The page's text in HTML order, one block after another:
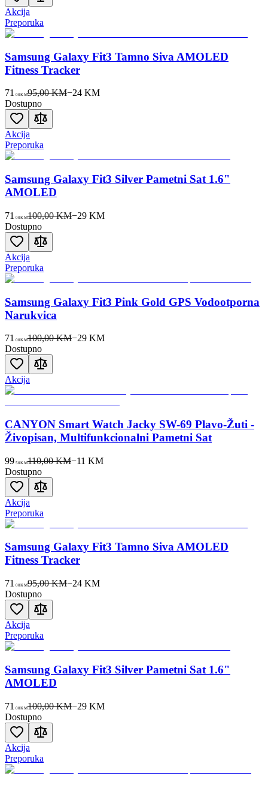
Akcija
Preporuka
Samsung Galaxy Fit3 Tamno Siva AMOLED
Fitness Tracker
71 00KM95,00 KM−24KM
Dostupno
Akcija
Preporuka
Samsung Galaxy Fit3 Silver Pametni Sat 1.6"
AMOLED
71 00KM100,00 KM−29KM
Dostupno
Akcija
Preporuka
Samsung Galaxy Fit3 Pink Gold GPS Vodootporna
Narukvica
71 00KM100,00 KM−29KM
Dostupno
Akcija
CANYON Smart Watch Jacky SW-69 Plavo-Žuti -
Živopisan, Multifunkcionalni Pametni Sat
99 50KM110,00 KM−11 KM
Dostupno
Akcija
Preporuka
Samsung Galaxy Fit3 Tamno Siva AMOLED
Fitness Tracker
71 00KM95,00 KM−24KM
Dostupno
Akcija
Preporuka
Samsung Galaxy Fit3 Silver Pametni Sat 1.6"
AMOLED
71 00KM100,00 KM−29KM
Dostupno
Akcija
Preporuka